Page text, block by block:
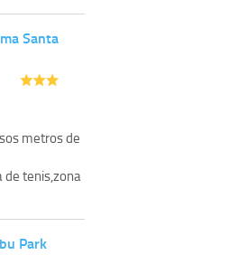
Santa
metros de
de tenis,zona
Park